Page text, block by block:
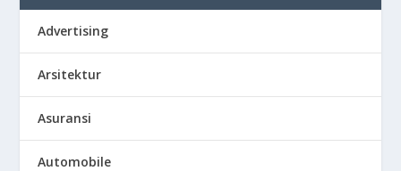
Advertising
Arsitektur
Asuransi
Automobile